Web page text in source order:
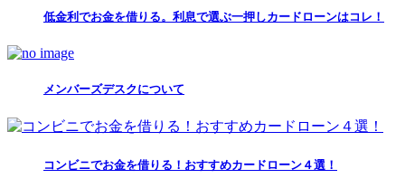
低金利でお金を借りる。利息で選ぶ一押しカードローンはコレ！
メンバーズデスクについて
コンビニでお金を借りる！おすすめカードローン４選！